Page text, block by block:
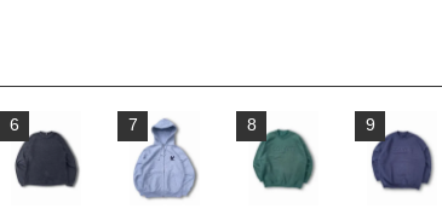
6 7 8 9